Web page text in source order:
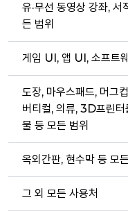
유·무선 동영상 강좌, 서
든 범위
게임 UI, 앱 UI, 소프트
도장, 마우스패드, 머그
버티컬, 의류, 3D프린
물 등 모든 범위
옥외간판, 현수막 등 모
그 외 모든 사용처